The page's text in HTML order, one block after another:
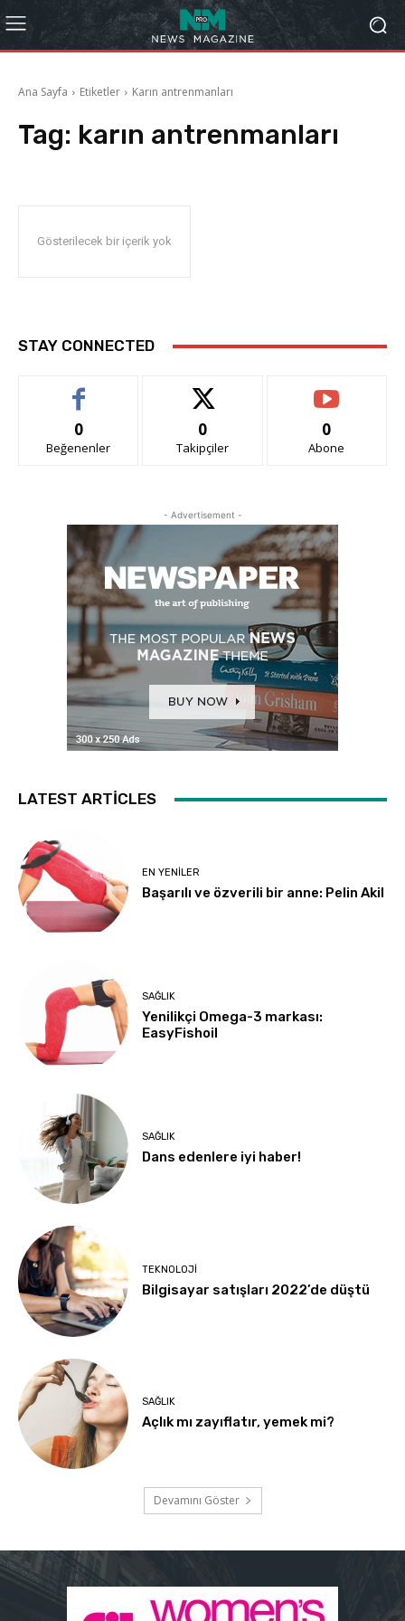
Ana Sayfa Etiketler Karın antrenmanları
Tag: karın antrenmanları
Gösterilecek bir içerik yok
STAY CONNECTED
0
Beğenenler
0
Takipçiler
0
Abone
- Advertisement -
LATEST ARTICLES
EN YENILER
Başarılı ve özverili bir anne: Pelin Akil
SAĞLIK
Yenilikçi Omega-3 markası:
EasyFishoil
SAĞLIK
Dans edenlere iyi haber!
TEKNOLOJI
Bilgisayar satışları 2022’de düştü
SAĞLIK
Açlık mı zayıflatır, yemek mi?
Devamını Göster